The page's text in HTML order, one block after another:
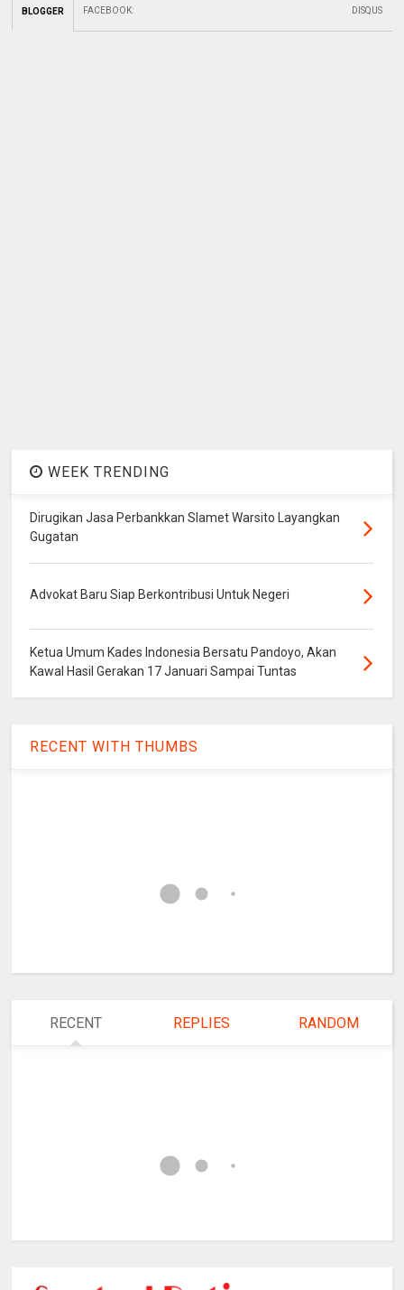
BLOGGER FACEBOOK: DISQUS
WEEK TRENDING
Dirugikan Jasa Perbankkan Slamet Warsito Layangkan
Gugatan
Advokat Baru Siap Berkontribusi Untuk Negeri
Ketua Umum Kades Indonesia Bersatu Pandoyo, Akan
Kawal Hasil Gerakan 17 Januari Sampai Tuntas
RECENT WITH THUMBS
RECENT REPLIES RANDOM